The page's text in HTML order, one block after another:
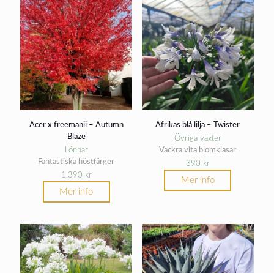
Acer x freemanii – Autumn
Blaze
Lönnar
Fantastiska höstfärger
1,390 kr
Mer info
Afrikas blå lilja – Twister
Övriga växter
Vackra vita blomklasar
390 kr
Mer info